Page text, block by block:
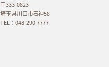
〒333-0823
埼玉県川口市石神58
TEL：048-290-7777